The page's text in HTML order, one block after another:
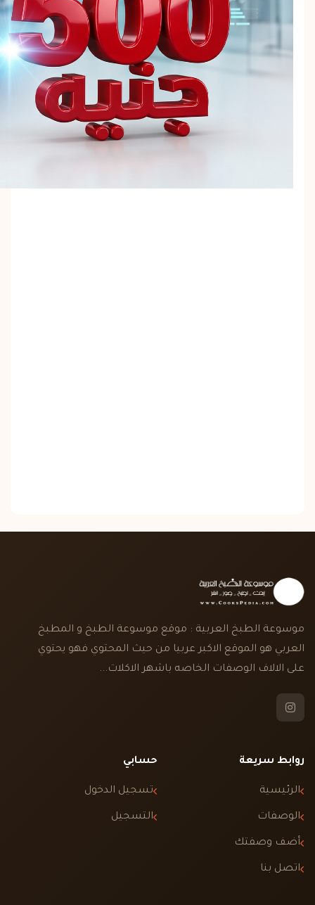
موسوعة الطبخ العربية : موقع موسوعة الطبخ و المطبخ
العربي هو الموقع الاكبر عربيا من حيث المحتوي فهو يحتوي
على الالاف الوصفات الخاصه باشهر الاكلات...
روابط سريعة
الرئيسية
الوصفات
أضف وصفتك
اتصل بنا
حسابي
تسجيل الدخول
التسجيل